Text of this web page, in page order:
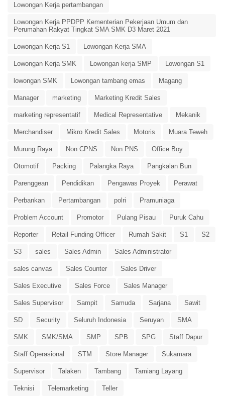
Lowongan Kerja pertambangan
Lowongan Kerja PPDPP Kementerian Pekerjaan Umum dan
Perumahan Rakyat Tingkat SMA SMK D3 Maret 2021
Lowongan Kerja S1 Lowongan Kerja SMA
Lowongan Kerja SMK Lowongan kerja SMP Lowongan S1
lowongan SMK Lowongan tambang emas Magang
Manager marketing Marketing Kredit Sales
marketing representatif Medical Representative Mekanik
Merchandiser Mikro Kredit Sales Motoris Muara Teweh
Murung Raya Non CPNS Non PNS Office Boy
Otomotif Packing Palangka Raya Pangkalan Bun
Parenggean Pendidikan Pengawas Proyek Perawat
Perbankan Pertambangan polri Pramuniaga
Problem Account Promotor Pulang Pisau Puruk Cahu
Reporter Retail Funding Officer Rumah Sakit S1 S2
S3 sales Sales Admin Sales Administrator
sales canvas Sales Counter Sales Driver
Sales Executive Sales Force Sales Manager
Sales Supervisor Sampit Samuda Sarjana Sawit
SD Security Seluruh Indonesia Seruyan SMA
SMK SMK/SMA SMP SPB SPG Staff Dapur
Staff Operasional STM Store Manager Sukamara
Supervisor Talaken Tambang Tamiang Layang
Teknisi Telemarketing Teller